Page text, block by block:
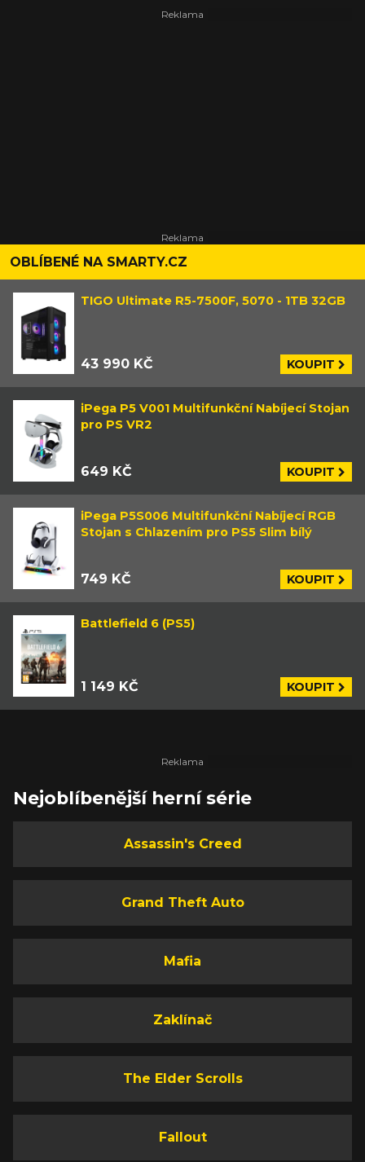
OBLÍBENÉ NA SMARTY.CZ
TIGO Ultimate R5-7500F, 5070 - 1TB 32GB
43 990 KČ KOUPIT
iPega P5 V001 Multifunkční Nabíjecí Stojan
pro PS VR2
649 KČ KOUPIT
iPega P5S006 Multifunkční Nabíjecí RGB
Stojan s Chlazením pro PS5 Slim bílý
749 KČ KOUPIT
Battlefield 6 (PS5)
1 149 KČ KOUPIT
Nejoblíbenější herní série
Assassin's Creed
Grand Theft Auto
Mafia
Zaklínač
The Elder Scrolls
Fallout